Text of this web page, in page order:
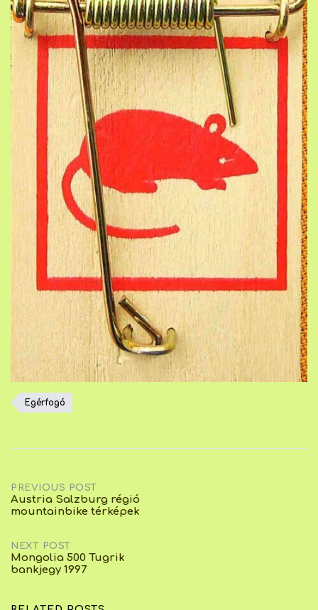
Egérfogó
Post
PREVIOUS POST
Austria Salzburg régió
mountainbike térképek
NEXT POST
Mongolia 500 Tugrik
bankjegy 1997